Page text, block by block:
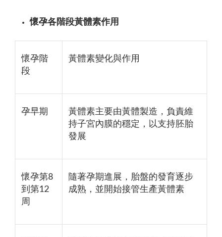
懷孕各階段黃體素作用
懷孕階
段
黃體素變化與作用
孕早期
黃體素主要由黃體製造，負責維
持子宮內膜的穩定，以支持胚胎
發展
懷孕第8
到第12
周
隨著孕期進展，胎盤的發育逐步
成熟，並開始接管生產黃體素